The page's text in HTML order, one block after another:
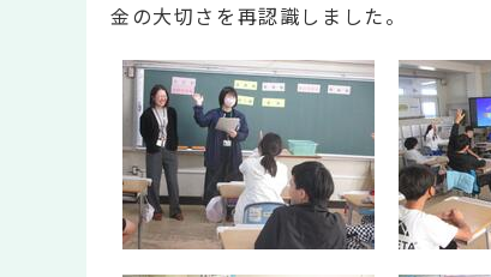
金の大切さを再認識しました。